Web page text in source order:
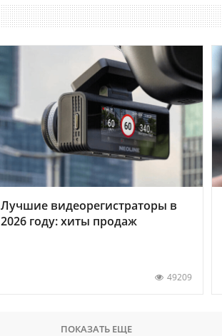
Лучшие видеорегистраторы в
2026 году: хиты продаж
49209
ПОКАЗАТЬ ЕЩЕ